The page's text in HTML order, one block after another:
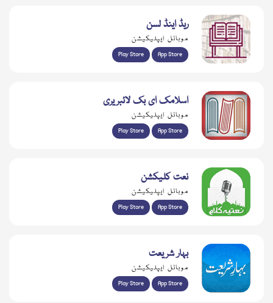
ریڈ اینڈ لسن
موبائل ایپلیکیشن
Play Store App Store
اسلامک ای بک لائبریری
موبائل ایپلیکیشن
Play Store App Store
نعت کلیکشن
موبائل ایپلیکیشن
Play Store App Store
بہار شریعت
موبائل ایپلیکیشن
Play Store App Store